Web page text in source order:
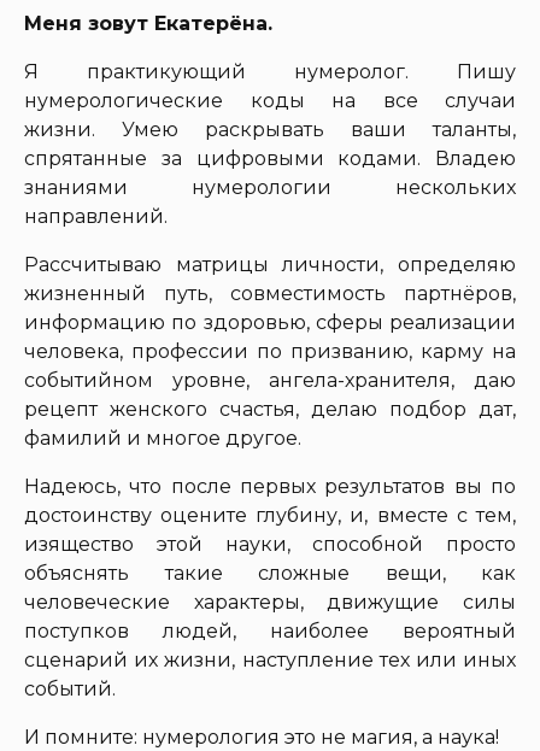
Меня зовут Екатерёна.
Я практикующий нумеролог. Пишу
нумерологические коды на все случаи
жизни. Умею раскрывать ваши таланты,
спрятанные за цифровыми кодами. Владею
знаниями нумерологии нескольких
направлений.
Рассчитываю матрицы личности, определяю
жизненный путь, совместимость партнёров,
информацию по здоровью, сферы реализации
человека, профессии по призванию, карму на
событийном уровне, ангела-хранителя, даю
рецепт женского счастья, делаю подбор дат,
фамилий и многое другое.
Надеюсь, что после первых результатов вы по
достоинству оцените глубину, и, вместе с тем,
изящество этой науки, способной просто
объяснять такие сложные вещи, как
человеческие характеры, движущие силы
поступков людей, наиболее вероятный
сценарий их жизни, наступление тех или иных
событий.
И помните: нумерология это не магия, а наука!